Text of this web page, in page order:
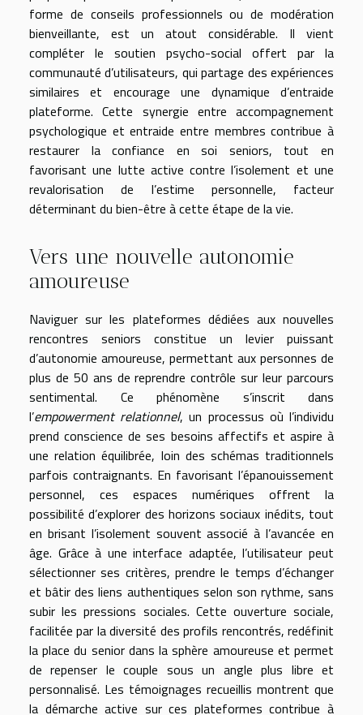
forme de conseils professionnels ou de modération
bienveillante, est un atout considérable. Il vient
compléter le soutien psycho-social offert par la
communauté d’utilisateurs, qui partage des expériences
similaires et encourage une dynamique d’entraide
plateforme. Cette synergie entre accompagnement
psychologique et entraide entre membres contribue à
restaurer la confiance en soi seniors, tout en
favorisant une lutte active contre l’isolement et une
revalorisation de l’estime personnelle, facteur
déterminant du bien-être à cette étape de la vie.
Vers une nouvelle autonomie
amoureuse
Naviguer sur les plateformes dédiées aux nouvelles
rencontres seniors constitue un levier puissant
d’autonomie amoureuse, permettant aux personnes de
plus de 50 ans de reprendre contrôle sur leur parcours
sentimental. Ce phénomène s’inscrit dans
l’empowerment relationnel, un processus où l’individu
prend conscience de ses besoins affectifs et aspire à
une relation équilibrée, loin des schémas traditionnels
parfois contraignants. En favorisant l’épanouissement
personnel, ces espaces numériques offrent la
possibilité d’explorer des horizons sociaux inédits, tout
en brisant l’isolement souvent associé à l’avancée en
âge. Grâce à une interface adaptée, l’utilisateur peut
sélectionner ses critères, prendre le temps d’échanger
et bâtir des liens authentiques selon son rythme, sans
subir les pressions sociales. Cette ouverture sociale,
facilitée par la diversité des profils rencontrés, redéfinit
la place du senior dans la sphère amoureuse et permet
de repenser le couple sous un angle plus libre et
personnalisé. Les témoignages recueillis montrent que
la démarche active sur ces plateformes contribue à